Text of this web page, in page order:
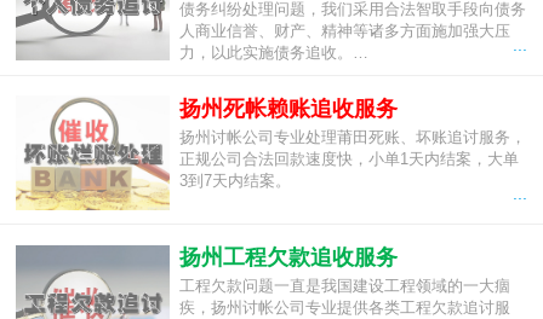
债务纠纷处理问题，我们采用合法智取手段向债务
人商业信誉、财产、精神等诸多方面施加强大压
力，以此实施债务追收。…
扬州死帐赖账追收服务
扬州讨帐公司专业处理莆田死账、坏账追讨服务，
正规公司合法回款速度快，小单1天内结案，大单
3到7天内结案。
...
扬州工程欠款追收服务
工程欠款问题一直是我国建设工程领域的一大痼
疾，扬州讨帐公司专业提供各类工程欠款追讨服